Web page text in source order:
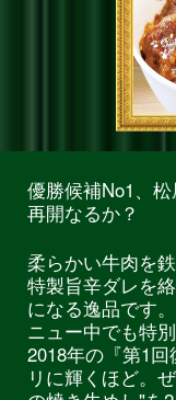
優勝候補No1、
再開なるか？
柔らかい牛肉を
特製旨辛ダレを
になる逸品です
ニュー中でも特
2018年の『第1
リに輝くほど。